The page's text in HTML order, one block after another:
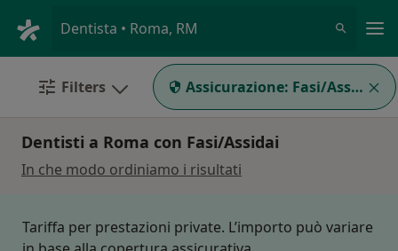
Dentista • Roma, RM
Filters Assicurazione: Fasi/Assidai
Dentisti a Roma con Fasi/Assidai
In che modo ordiniamo i risultati
Tariffa per prestazioni private. L’importo può variare